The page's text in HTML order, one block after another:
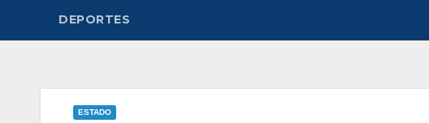
DEPORTES
ESTADO